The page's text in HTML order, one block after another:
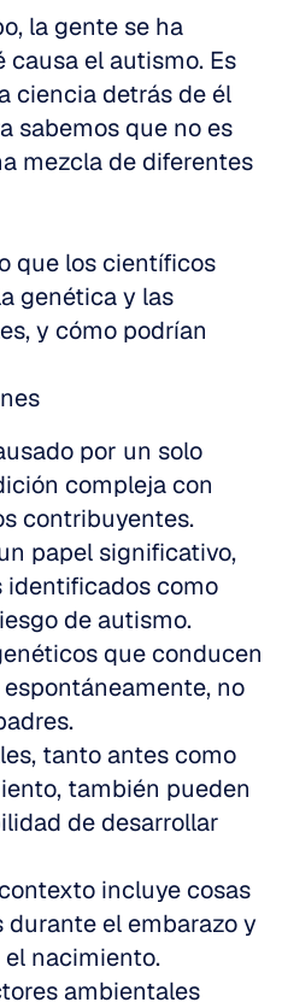
la gente se ha
el autismo. Es
ciencia detrás de él
sabemos que no es
mezcla de diferentes
que los científicos
genética y las
y cómo podrían
por un solo
compleja con
contribuyentes.
papel significativo,
identificados como
de autismo.
que conducen
no
tanto antes como
también pueden
de desarrollar
incluye cosas
el embarazo y
nacimiento.
ambientales